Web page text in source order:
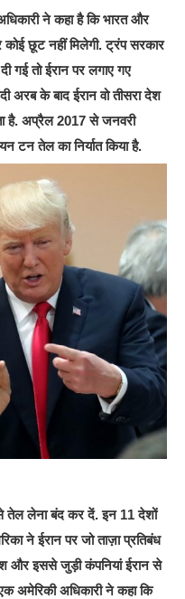
ने कहा है कि भारत और
छूट नहीं मिलेगी. ट्रंप सरकार
गई तो ईरान पर लगाए गए
अरब के बाद ईरान वो तीसरा देश
है. अप्रैल 2017 से जनवरी
टन तेल का निर्यात किया है.
तेल लेना बंद कर दें. इन 11 देशों
ने ईरान पर जो ताज़ा प्रतिबंध
और इससे जुड़ी कंपनियां ईरान से
अमेरिकी अधिकारी ने कहा कि